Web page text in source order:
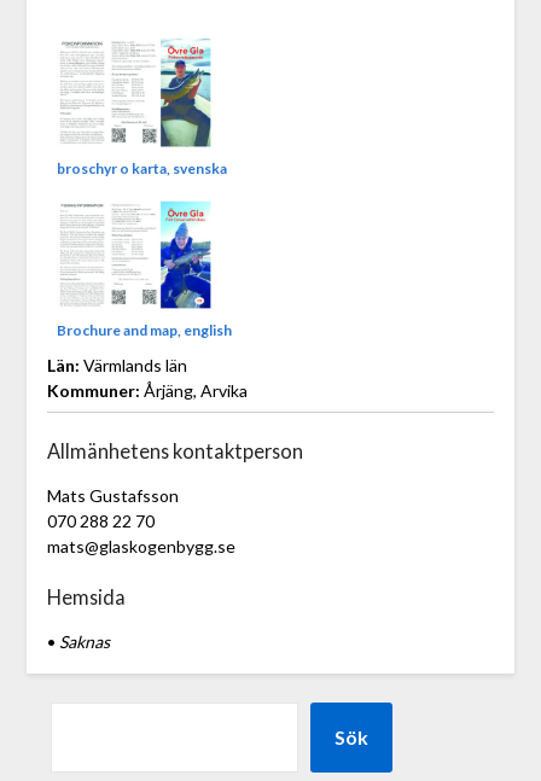
broschyr o karta, svenska
Brochure and map, english
Län: Värmlands län
Kommuner: Årjäng, Arvika
Allmänhetens kontaktperson
Mats Gustafsson
070 288 22 70
mats@glaskogenbygg.se
Hemsida
• Saknas
Sök